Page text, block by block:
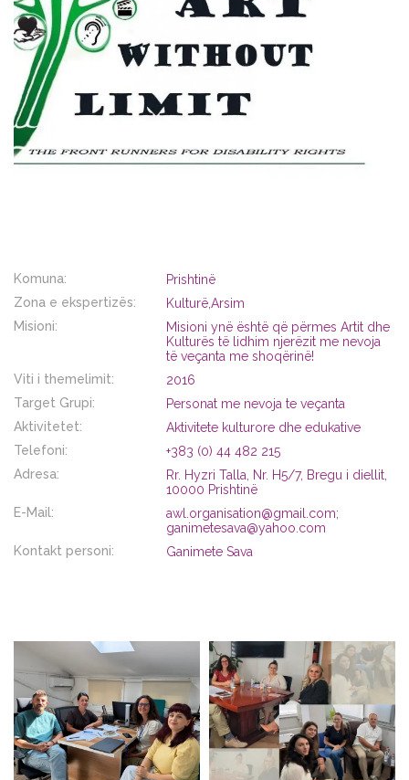
Komuna:
Prishtinë
Zona e ekspertizës:
Kulturë,Arsim
Misioni:
Misioni ynë është që përmes Artit dhe
Kulturës të lidhim njerëzit me nevoja
të veçanta me shoqërinë!
Viti i themelimit:
2016
Target Grupi:
Personat me nevoja te veçanta
Aktivitetet:
Aktivitete kulturore dhe edukative
Telefoni:
+383 (0) 44 482 215
Adresa:
Rr. Hyzri Talla, Nr. H5/7, Bregu i diellit,
10000 Prishtinë
E-Mail:
awl.organisation@gmail.com;
ganimetesava@yahoo.com
Kontakt personi:
Ganimete Sava